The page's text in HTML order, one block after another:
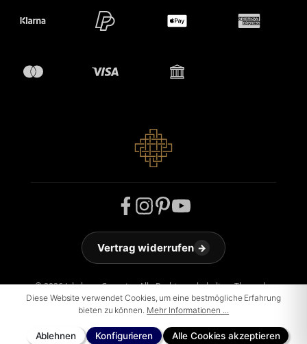
© 2026 Jakobson Carpets - Alle Rechte vorbehalten. Theme by
ThemeWare®
Vertrag widerrufen →
Diese Website verwendet Cookies, um eine bestmögliche Erfahrung
bieten zu können. Mehr Informationen ...
Ablehnen Konfigurieren Alle Cookies akzeptieren